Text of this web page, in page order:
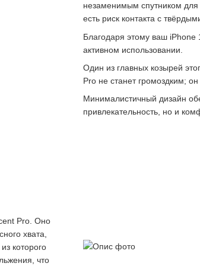
незаменимым спутником для
есть риск контакта с
Благодаря этому ваш
активном использовании.
Один из главных козырей
Pro не станет громоздким;
Минималистичный дизайн
привлекательность, но и
Pro. Оно
хвата,
которого
что